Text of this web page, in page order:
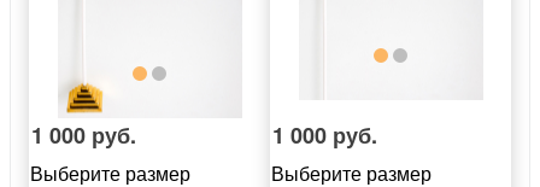
1 000 руб.
Выберите размер
1 000 руб.
Выберите размер